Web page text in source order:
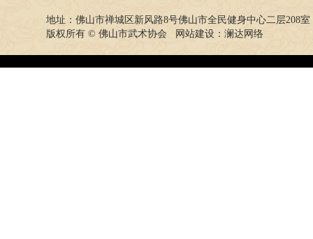
地址：佛山市禅城区新风路8号佛山市全民健身中心二层208室
版权所有 © 佛山市武术协会 网站建设： 澜达网络